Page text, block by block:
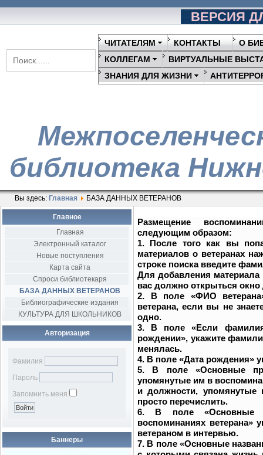
ВЕРСИЯ
ЧИТАТЕЛЯМ КОНТАКТЫ
О
КОЛЛЕГАМ
ВИРТУАЛЬНЫЕ
ЗНАНИЯ ДЛЯ ЖИЗНИ
библиотека
Вы здесь: Главная БАЗА ДАННЫХ ВЕТЕРАНОВ
Главное
Главная
Электронный каталог
Новые поступления
Карта сайта
Спроси библиотекаря
БАЗА ДАННЫХ ВЕТЕРАНОВ
Библиографические издания
КУЛЬТУРА ДЛЯ ШКОЛЬНИКОВ
Авторизация
Фамилия
Пароль
Запомнить меня
Баннеры
Размещение
следующим образом:
1. После того как вы
материалов о ветеранах
строке поиска введите
Для добавления материала
вас должно открыться
2. В поле «ФИО
ветерана, если вы не
одно.
3. В поле «Если фамилия
рождении», укажите
менялась.
4. В поле «Дата рождения»
5. В поле «Основные
упомянутые им в
и должности, упомянутые
просто перечислить.
6. В поле «Основные
воспоминаниях ветерана»
ветераном в интервью.
7. В поле «Основные